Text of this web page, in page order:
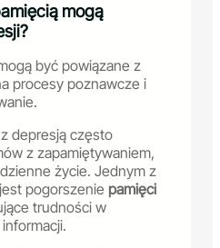
mogą
być powiązane z
procesy poznawcze i
depresją często
z zapamiętywaniem,
życie. Jednym z
pogorszenie pamięci
trudności w